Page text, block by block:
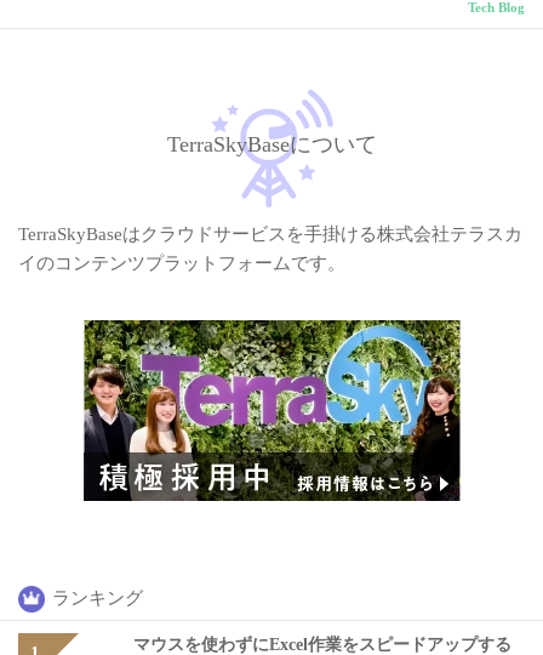
Tech Blog
TerraSkyBaseについて
TerraSkyBaseはクラウドサービスを手掛ける株式会社テラスカ
イのコンテンツプラットフォームです。
ランキング
マウスを使わずにExcel作業をスピードアップする